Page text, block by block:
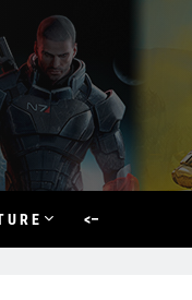
U R E <–